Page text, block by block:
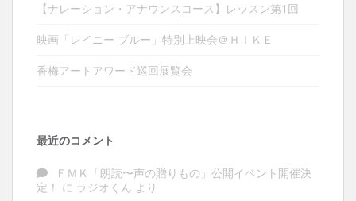
【ナレーション・アナウンスコース】レッスン第1回
映画「レイニー ブルー」特別上映会＠ＨＩＫＥ
香梅アートアワード巡回展覧会
最近のコメント
ＦＭＫ「朗読〜声の贈りもの」公開イベント開催決
定！ に ラジオくん より